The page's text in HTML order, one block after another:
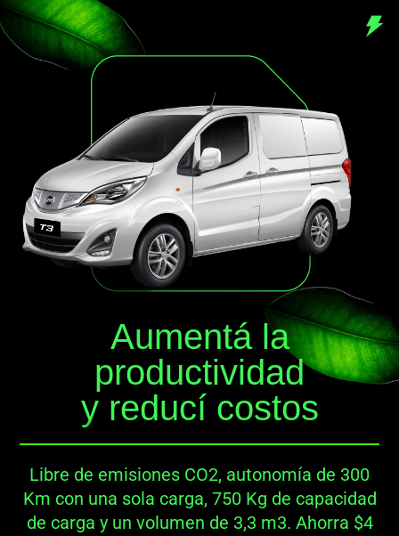
Aumentá la
productividad
y reducí costos
Libre de emisiones CO2, autonomía de 300
Km con una sola carga, 750 Kg de capacidad
de carga y un volumen de 3,3 m3. Ahorra $4